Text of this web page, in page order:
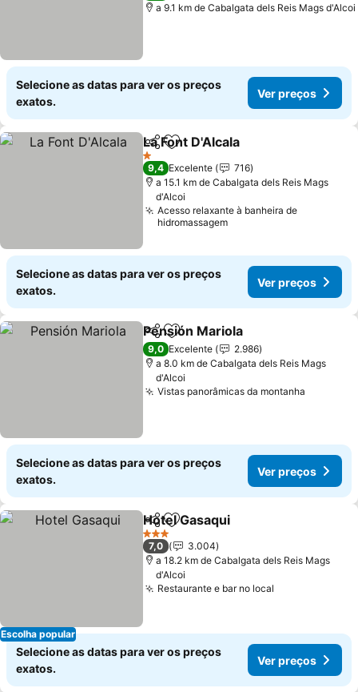
a 9.1 km de Cabalgata dels Reis Mags d'Alcoi
Selecione as datas para ver os preços
exatos.
Ver preços
PartilharAdicionar aos favoritos
La Font D'Alcala
1 Estrelas
9,4 Excelente
716
a 15.1 km de Cabalgata dels Reis Mags
d'Alcoi
Acesso relaxante à banheira de
hidromassagem
Selecione as datas para ver os preços
exatos.
Ver preços
PartilharAdicionar aos favoritos
Pensión Mariola
9,0 Excelente
2.986
a 8.0 km de Cabalgata dels Reis Mags
d'Alcoi
Vistas panorâmicas da montanha
Selecione as datas para ver os preços
exatos.
Ver preços
Escolha popular
PartilharAdicionar aos favoritos
Hotel Gasaqui
3 Estrelas
7,0
3.004
a 18.2 km de Cabalgata dels Reis Mags
d'Alcoi
Restaurante e bar no local
Selecione as datas para ver os preços
exatos.
Ver preços